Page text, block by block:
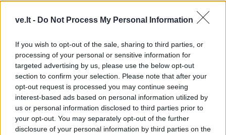
ve.lt - Do Not Process My Personal Information
If you wish to opt-out of the sale, sharing to third parties, or
processing of your personal or sensitive information for
targeted advertising by us, please use the below opt-out
section to confirm your selection. Please note that after your
opt-out request is processed you may continue seeing
interest-based ads based on personal information utilized by
us or personal information disclosed to third parties prior to
your opt-out. You may separately opt-out of the further
disclosure of your personal information by third parties on the